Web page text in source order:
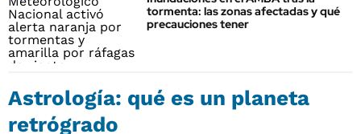
tormenta: las zonas afectadas y qué
precauciones tener
Astrología: qué es un planeta
retrógrado